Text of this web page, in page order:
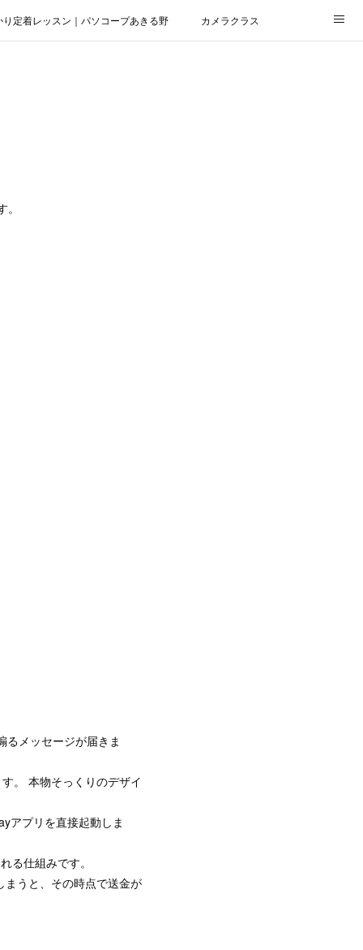
り定着レッスン｜パソコープあきる野 カメラクラス
るメッセージが届きま
。 本物そっくりのデザイ
アプリを直接起動しま
る仕組みです。
まうと、その時点で送金が